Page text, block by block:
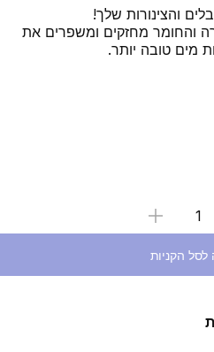
והצינורות שלך!
והחומר מחזקים ומשפרים את
מים טובה יותר.
בחירת כמות
לסל הקניות